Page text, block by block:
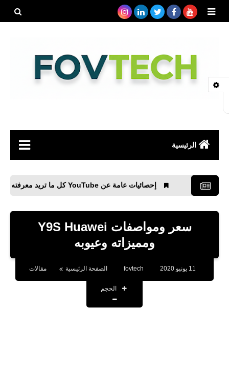
الرئيسية
رياضة
مواقع
إحصائيات عامة عن YouTube كل ما تريد معرفته
سعر ومواصفات Y9S Huawei
ومميزاته وعيوبه
fovtech الصفحة الرئيسية مقالات
الحجم